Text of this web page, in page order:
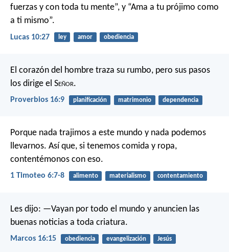
fuerzas y con toda tu mente”, y “Ama a tu prójimo como
a ti mismo”.
Lucas 10:27 ley amor obediencia
El corazón del hombre traza su rumbo, pero sus pasos
los dirige el Señor.
Proverbios 16:9 planificación matrimonio dependencia
Porque nada trajimos a este mundo y nada podemos
llevarnos. Así que, si tenemos comida y ropa,
contentémonos con eso.
1 Timoteo 6:7-8 alimento materialismo contentamiento
Les dijo: —Vayan por todo el mundo y anuncien las
buenas noticias a toda criatura.
Marcos 16:15 obediencia evangelización Jesús